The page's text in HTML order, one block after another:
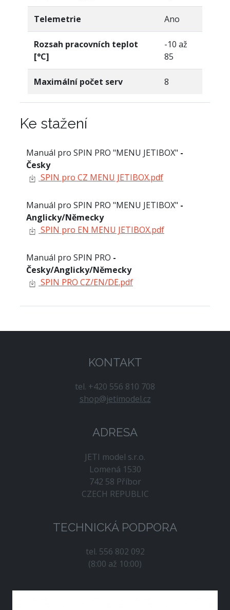
Telemetrie Ano
Rozsah pracovních teplot
[°C]
-10 až
85
Maximální počet serv 8
Ke stažení
Manuál pro SPIN PRO "MENU JETIBOX" -
Česky
SPIN pro CZ MENU JETIBOX.pdf
Manuál pro SPIN PRO "MENU JETIBOX" -
Anglicky/Německy
SPIN pro EN MENU JETIBOX.pdf
Manuál pro SPIN PRO -
Česky/Anglicky/Německy
SPIN PRO CZ/EN/DE.pdf
KONTAKT
tel. +420 556 810 708
shop@jetimodel.cz
ADRESA
JETI model s.r.o.
Lomená 1530
742 58 Příbor
CZECH REPUBLIC
TECHNICKÁ PODPORA
tel. 556 802 092
(8:00 až 10:00)